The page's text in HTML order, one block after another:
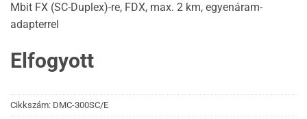
Mbit FX (SC-Duplex)-re, FDX, max. 2 km, egyenáram-
adapterrel
Elfogyott
Cikkszám: DMC-300SC/E